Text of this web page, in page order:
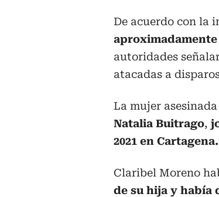
De acuerdo con la
aproximadamente
autoridades
atacadas a
La mujer
Natalia Buitrago,
2021 en Cartagena.
Claribel Moreno
de su hija y había